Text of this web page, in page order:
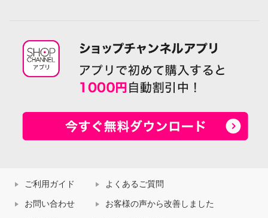
ご利用ガイド よくあるご質問
お問い合わせ お客様の声から改善しました